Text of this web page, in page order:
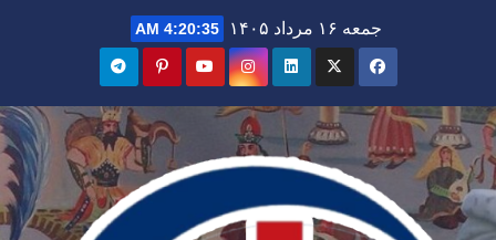
جمعه ۱۶ مرداد ۱۴۰۵ 4:20:37 AM